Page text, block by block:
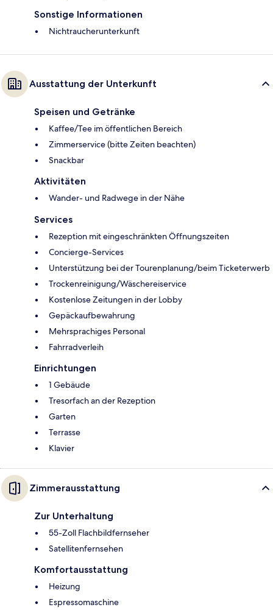
Sonstige Informationen
Nichtraucherunterkunft
Ausstattung der Unterkunft
Speisen und Getränke
Kaffee/Tee im öffentlichen Bereich
Zimmerservice (bitte Zeiten beachten)
Snackbar
Aktivitäten
Wander- und Radwege in der Nähe
Services
Rezeption mit eingeschränkten Öffnungszeiten
Concierge-Services
Unterstützung bei der Tourenplanung/beim Ticketerwerb
Trockenreinigung/Wäschereiservice
Kostenlose Zeitungen in der Lobby
Gepäckaufbewahrung
Mehrsprachiges Personal
Fahrradverleih
Einrichtungen
1 Gebäude
Tresorfach an der Rezeption
Garten
Terrasse
Klavier
Zimmerausstattung
Zur Unterhaltung
55-Zoll Flachbildfernseher
Satellitenfernsehen
Komfortausstattung
Heizung
Espressomaschine